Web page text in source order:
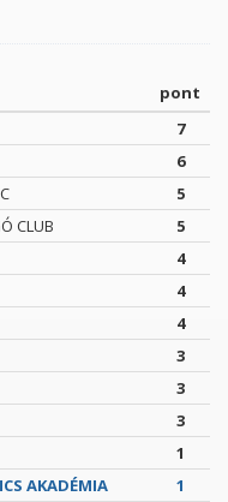
pont
7
6
5
CLUB
5
4
4
4
3
3
3
1
AKADÉMIA
1